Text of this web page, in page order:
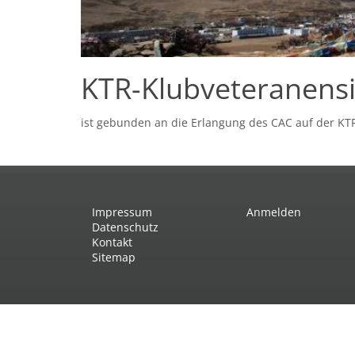
KTR-
ist gebunden an die Erlangung des CAC auf der
Impressum
Datenschutz
Kontakt
Sitemap
Anmelden